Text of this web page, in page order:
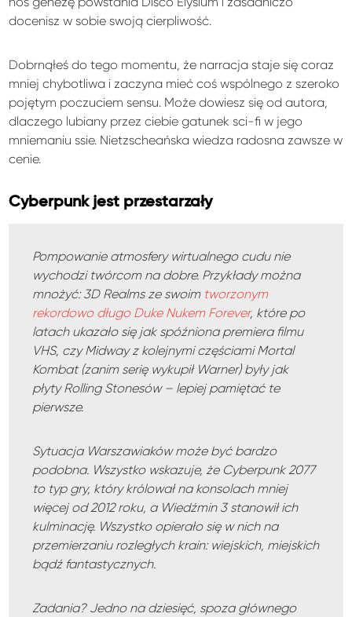
docenisz w sobie swoją cierpliwość.
Dobrnąłeś do tego momentu, że narracja staje się coraz
mniej chybotliwa i zaczyna mieć coś wspólnego z szeroko
pojętym poczuciem sensu. Może dowiesz się od autora,
dlaczego lubiany przez ciebie gatunek sci-fi w jego
mniemaniu ssie. Nietzscheańska wiedza radosna zawsze w
cenie.
Cyberpunk jest przestarzały
Pompowanie atmosfery wirtualnego cudu nie
wychodzi twórcom na dobre. Przykłady można
mnożyć: 3D Realms ze swoim tworzonym
rekordowo długo Duke Nukem Forever, które po
latach ukazało się jak spóźniona premiera filmu
VHS, czy Midway z kolejnymi częściami Mortal
Kombat (zanim serię wykupił Warner) były jak
płyty Rolling Stonesów – lepiej pamiętać te
pierwsze.
Sytuacja Warszawiaków może być bardzo
podobna. Wszystko wskazuje, że Cyberpunk 2077
to typ gry, który królował na konsolach mniej
więcej od 2012 roku, a Wiedźmin 3 stanowił ich
kulminację. Wszystko opierało się w nich na
przemierzaniu rozległych krain: wiejskich, miejskich
bądź fantastycznych.
Zadania? Jedno na dziesięć, spoza głównego